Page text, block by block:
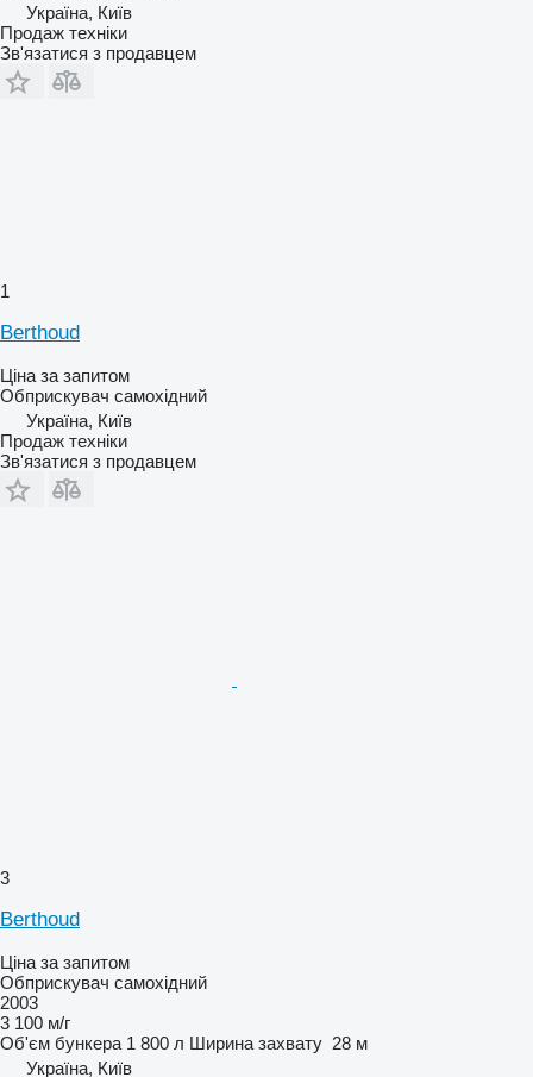
Україна, Київ
Продаж техніки
Зв'язатися з продавцем
1
Berthoud
Ціна за запитом
Обприскувач самохідний
Україна, Київ
Продаж техніки
Зв'язатися з продавцем
3
Berthoud
Ціна за запитом
Обприскувач самохідний
2003
3 100 м/г
Об'єм бункера 1 800 л Ширина захвату 28 м
Україна, Київ